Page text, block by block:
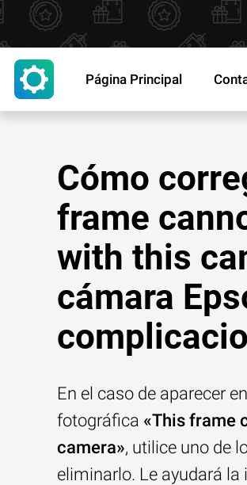
Página Principal
Cómo
frame
with this
cámara
En el caso de aparecer
fotográfica «This frame
camera», utilice uno de
eliminarlo. Le ayudará